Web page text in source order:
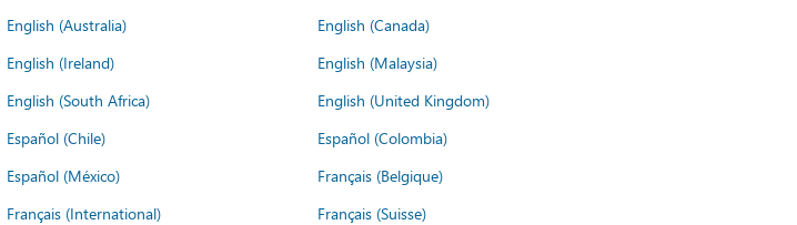
English (Australia)
English (Canada)
English (Ireland)
English (Malaysia)
English (South Africa)
English (United Kingdom)
Español (Chile)
Español (Colombia)
Español (México)
Français (Belgique)
Français (International)
Français (Suisse)